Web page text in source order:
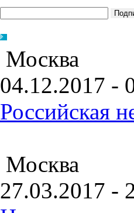
Москва
04.12.2017 -
Российская
Москва
27.03.2017 -